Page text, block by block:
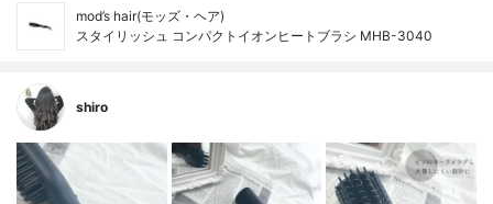
mod’s hair(モッズ・ヘア)
スタイリッシュ コンパクトイオンヒートブラシ MHB-3040
shiro